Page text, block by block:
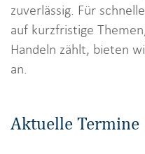
zuverlässig. Für
auf kurzfristige
Handeln zählt, bieten
an.
Aktuelle Termine